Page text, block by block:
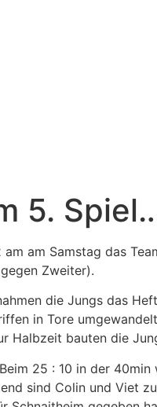
5.
am Samstag das
Zweiter).
die Jungs das
in Tore
Halbzeit bauten die
25 : 10 in der
sind Colin und Viet